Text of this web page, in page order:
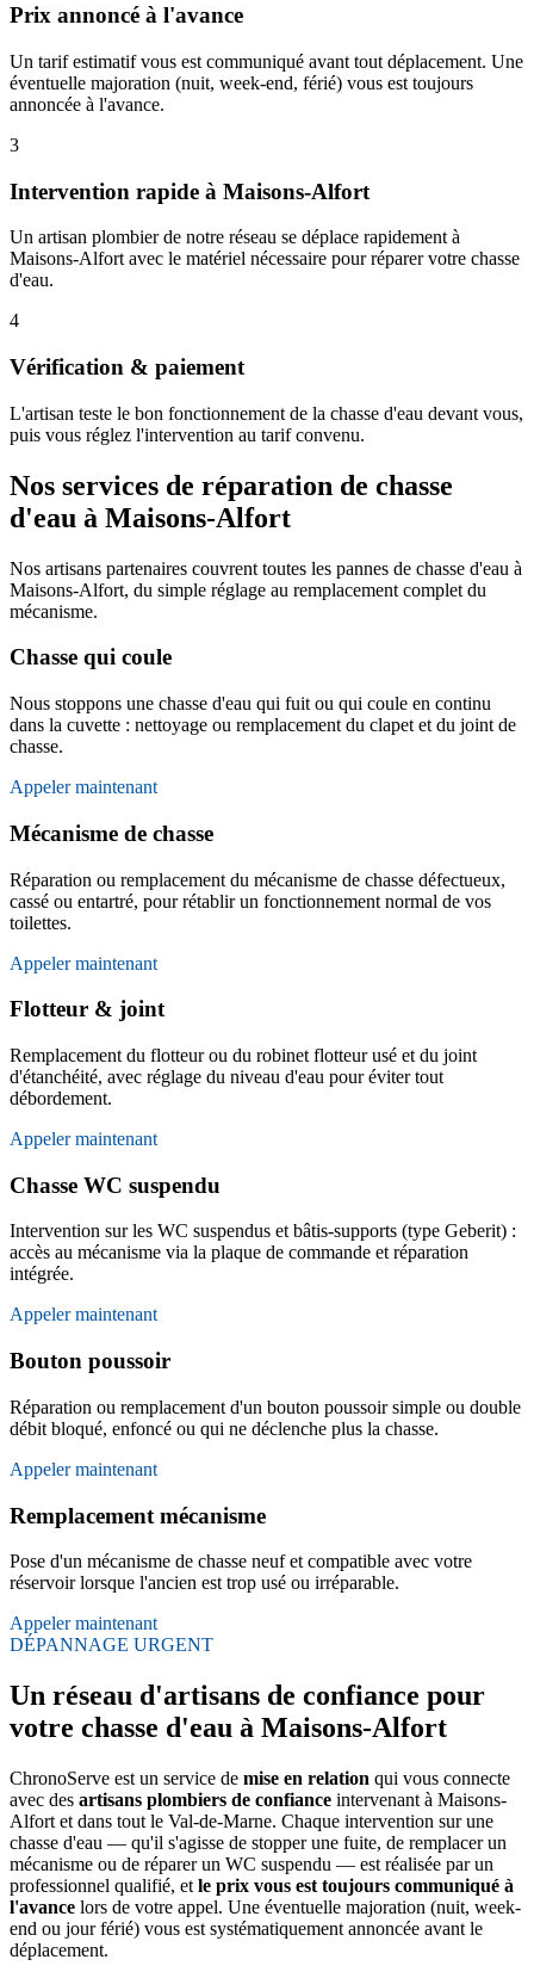
Prix annoncé à l'avance
Un tarif estimatif vous est communiqué avant tout déplacement. Une
éventuelle majoration (nuit, week-end, férié) vous est toujours
annoncée à l'avance.
3
Intervention rapide à Maisons-Alfort
Un artisan plombier de notre réseau se déplace rapidement à
Maisons-Alfort avec le matériel nécessaire pour réparer votre chasse
d'eau.
4
Vérification & paiement
L'artisan teste le bon fonctionnement de la chasse d'eau devant vous,
puis vous réglez l'intervention au tarif convenu.
Nos services de réparation de chasse
d'eau à Maisons-Alfort
Nos artisans partenaires couvrent toutes les pannes de chasse d'eau à
Maisons-Alfort, du simple réglage au remplacement complet du
mécanisme.
Chasse qui coule
Nous stoppons une chasse d'eau qui fuit ou qui coule en continu
dans la cuvette : nettoyage ou remplacement du clapet et du joint de
chasse.
Appeler maintenant
Mécanisme de chasse
Réparation ou remplacement du mécanisme de chasse défectueux,
cassé ou entartré, pour rétablir un fonctionnement normal de vos
toilettes.
Appeler maintenant
Flotteur & joint
Remplacement du flotteur ou du robinet flotteur usé et du joint
d'étanchéité, avec réglage du niveau d'eau pour éviter tout
débordement.
Appeler maintenant
Chasse WC suspendu
Intervention sur les WC suspendus et bâtis-supports (type Geberit) :
accès au mécanisme via la plaque de commande et réparation
intégrée.
Appeler maintenant
Bouton poussoir
Réparation ou remplacement d'un bouton poussoir simple ou double
débit bloqué, enfoncé ou qui ne déclenche plus la chasse.
Appeler maintenant
Remplacement mécanisme
Pose d'un mécanisme de chasse neuf et compatible avec votre
réservoir lorsque l'ancien est trop usé ou irréparable.
Appeler maintenant
DÉPANNAGE URGENT
Un réseau d'artisans de confiance pour
votre chasse d'eau à Maisons-Alfort
ChronoServe est un service de mise en relation qui vous connecte
avec des artisans plombiers de confiance intervenant à Maisons-
Alfort et dans tout le Val-de-Marne. Chaque intervention sur une
chasse d'eau — qu'il s'agisse de stopper une fuite, de remplacer un
mécanisme ou de réparer un WC suspendu — est réalisée par un
professionnel qualifié, et le prix vous est toujours communiqué à
l'avance lors de votre appel. Une éventuelle majoration (nuit, week-
end ou jour férié) vous est systématiquement annoncée avant le
déplacement.